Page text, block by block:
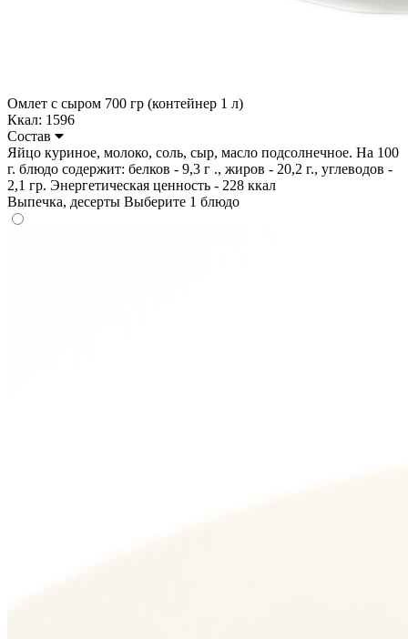
Омлет с сыром 700 гр (контейнер 1 л)
Ккал: 1596
Состав
Яйцо куриное, молоко, соль, сыр, масло подсолнечное. На 100
г. блюдо содержит: белков - 9,3 г ., жиров - 20,2 г., углеводов -
2,1 гр. Энергетическая ценность - 228 ккал
Выпечка, десерты Выберите 1 блюдо